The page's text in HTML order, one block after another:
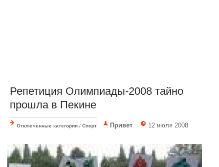
Репетиция Олимпиады-2008 тайно
прошла в Пекине
Отключенные категории / Спорт Привет 12 июля 2008